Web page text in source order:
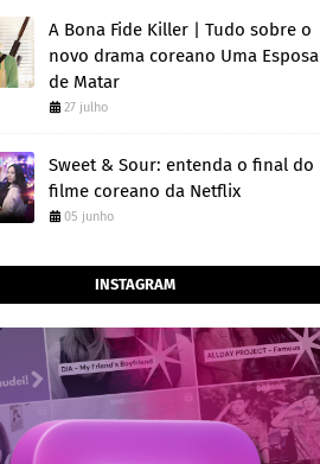
A Bona Fide Killer | Tudo sobre o
novo drama coreano Uma Esposa
de Matar
27 julho
Sweet & Sour: entenda o final do
filme coreano da Netflix
05 junho
INSTAGRAM